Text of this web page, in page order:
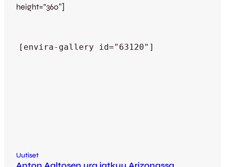
height=”360″]
[envira-gallery id="63120"]
Uutiset